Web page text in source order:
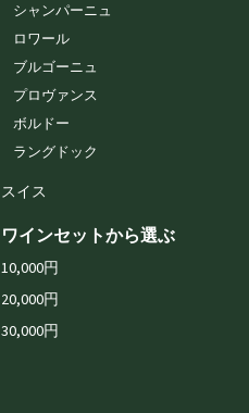
シャンパーニュ
ロワール
ブルゴーニュ
プロヴァンス
ボルドー
ラングドック
スイス
ワインセットから選ぶ
10,000円
20,000円
30,000円